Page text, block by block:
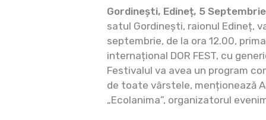
Gordinești, Edineț, 5
satul Gordinești, raionul Edineț,
septembrie, de la ora 12.00,
internațional DOR FEST, cu
Festivalul va avea un program
de toate vârstele, menționează
„Ecolanima”, organizatorul